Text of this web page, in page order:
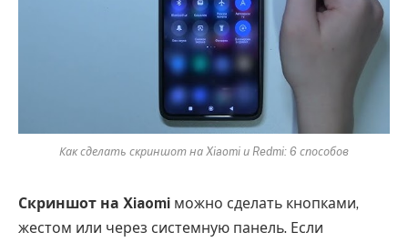
Как сделать скриншот на Xiaomi и Redmi: 6 способов
Скриншот на Xiaomi можно сделать кнопками,
жестом или через системную панель. Если